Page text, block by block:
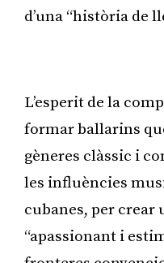
d’una “història de
L’esperit de la
formar ballarins
gèneres clàssic i
les influències
cubanes, per crear
“apassionant i